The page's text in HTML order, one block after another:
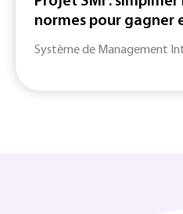
normes pour gagner
Système de Management